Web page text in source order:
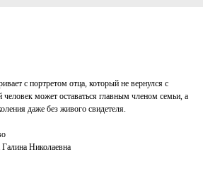
с портретом отца, который не вернулся с
может оставаться главным членом семьи, а
даже без живого свидетеля.
Николаевна